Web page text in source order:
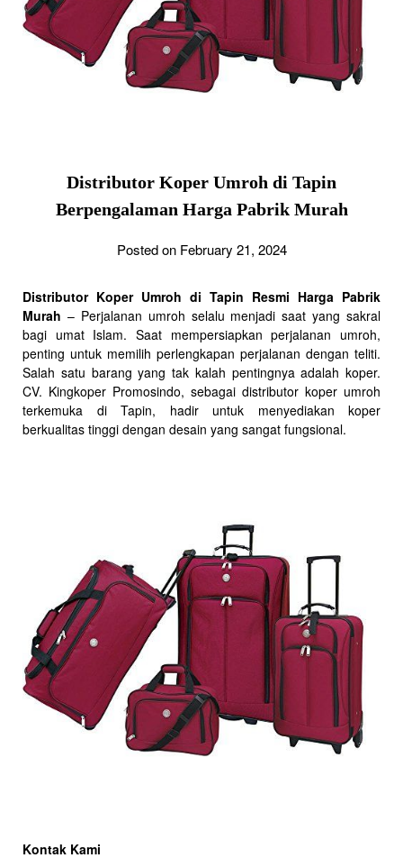
Distributor Koper Umroh di Tapin
Berpengalaman Harga Pabrik Murah
Posted on February 21, 2024
Distributor Koper Umroh di Tapin Resmi Harga Pabrik
Murah – Perjalanan umroh selalu menjadi saat yang sakral
bagi umat Islam. Saat mempersiapkan perjalanan umroh,
penting untuk memilih perlengkapan perjalanan dengan teliti.
Salah satu barang yang tak kalah pentingnya adalah koper.
CV. Kingkoper Promosindo, sebagai distributor koper umroh
terkemuka di Tapin, hadir untuk menyediakan koper
berkualitas tinggi dengan desain yang sangat fungsional.
Kontak Kami